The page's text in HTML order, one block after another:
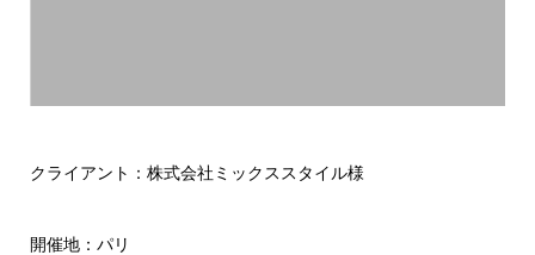
クライアント：株式会社ミックススタイル様
開催地：パリ